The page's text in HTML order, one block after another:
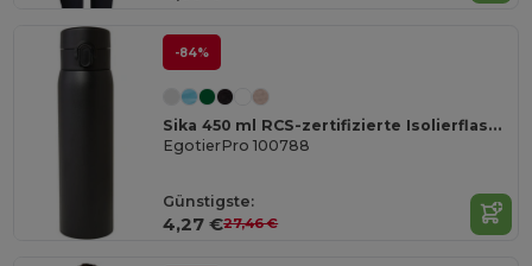
-84%
Sika 450 ml RCS-zertifizierte Isolierflasche aus recyceltem Edelstahl
EgotierPro 100788
Günstigste:
4,27 €27,46 €